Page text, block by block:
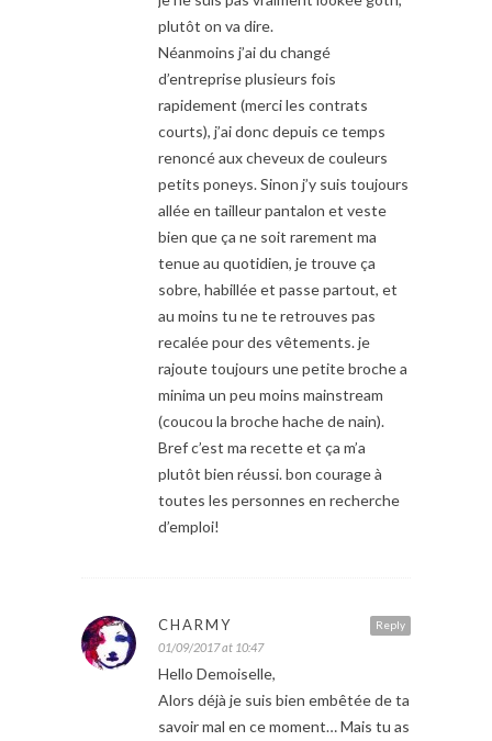
plutôt on va dire.
Néanmoins j’ai du changé
d’entreprise plusieurs fois
rapidement (merci les contrats
courts), j’ai donc depuis ce temps
renoncé aux cheveux de couleurs
petits poneys. Sinon j’y suis toujours
allée en tailleur pantalon et veste
bien que ça ne soit rarement ma
tenue au quotidien, je trouve ça
sobre, habillée et passe partout, et
au moins tu ne te retrouves pas
recalée pour des vêtements. je
rajoute toujours une petite broche a
minima un peu moins mainstream
(coucou la broche hache de nain).
Bref c’est ma recette et ça m’a
plutôt bien réussi. bon courage à
toutes les personnes en recherche
d’emploi!
Reply
CHARMY
01/09/2017 at 10:47
Hello Demoiselle,
Alors déjà je suis bien embêtée de ta
savoir mal en ce moment… Mais tu as